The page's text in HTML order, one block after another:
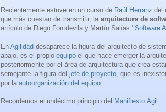
Recientemente estuve en un curso de Raúl Herranz del
que más cuestan de transmitir, la arquitectura de
artículo de Diego Fontdevila y Martín Salías "Software
En Agilidad desaparece la figura del arquitecto de
abajo, es el propio equipo el que hace emerger la
posteriormente por el área de arquitectura que crea
semejante la figura del jefe de proyecto , que es
por la autoorganización del equipo
Recordemos el undécimo principio del Manifiesto Ágil :